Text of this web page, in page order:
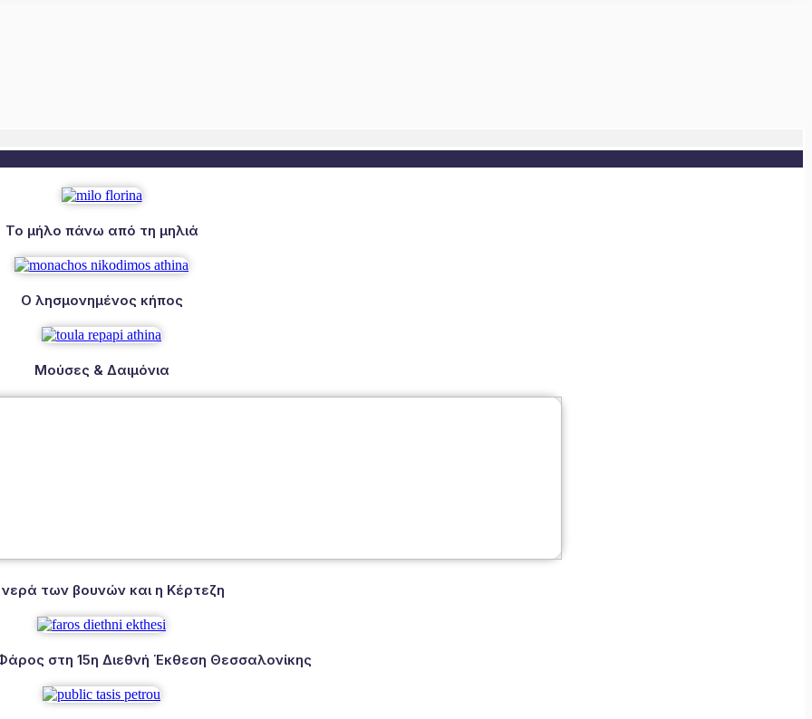
Το μήλο πάνω από τη μηλιά
Ο λησμονημένος κήπος
Μούσες & Δαιμόνια
των βουνών και η Κέρτεζη
στη 15η Διεθνή Έκθεση Θεσσαλονίκης